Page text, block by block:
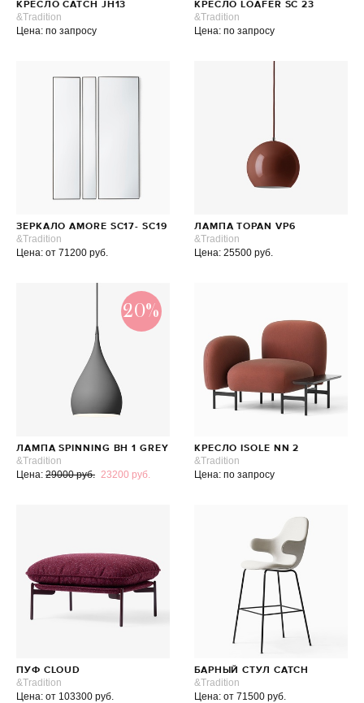
КРЕСЛО CATCH JH13
&Tradition
Цена: по запросу
КРЕСЛО LOAFER SC 23
&Tradition
Цена: по запросу
ЗЕРКАЛО AMORE SC17- SC19
&Tradition
Цена: от 71200 руб.
ЛАМПА TOPAN VP6
&Tradition
Цена: 25500 руб.
20%
ЛАМПА SPINNING BH 1 GREY
&Tradition
Цена: 29000 руб. 23200 руб.
КРЕСЛО ISOLE NN 2
&Tradition
Цена: по запросу
ПУФ CLOUD
&Tradition
Цена: от 103300 руб.
БАРНЫЙ СТУЛ CATCH
&Tradition
Цена: от 71500 руб.